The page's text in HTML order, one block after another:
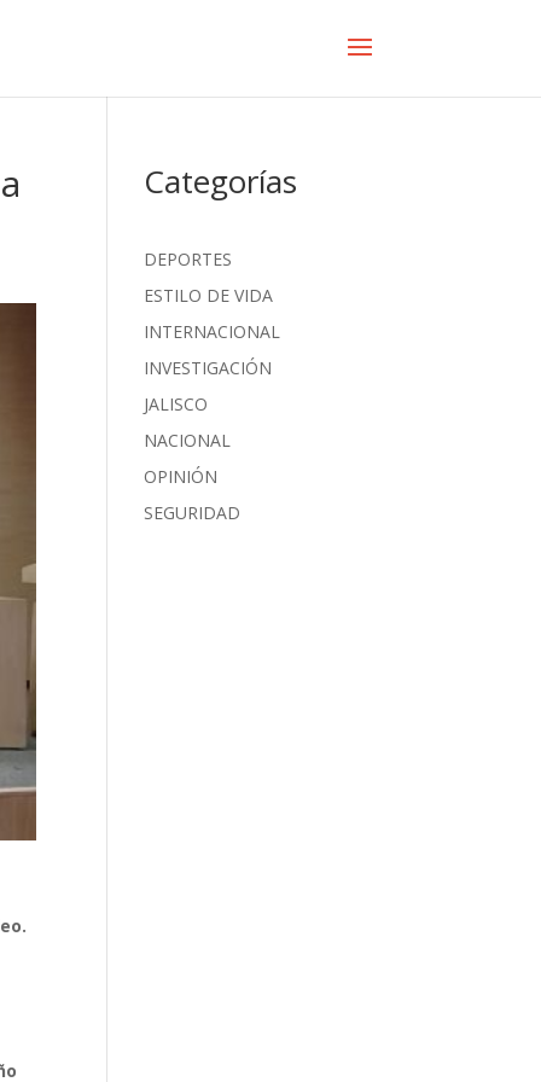
Categorías
DEPORTES
ESTILO DE VIDA
INTERNACIONAL
INVESTIGACIÓN
JALISCO
NACIONAL
OPINIÓN
SEGURIDAD